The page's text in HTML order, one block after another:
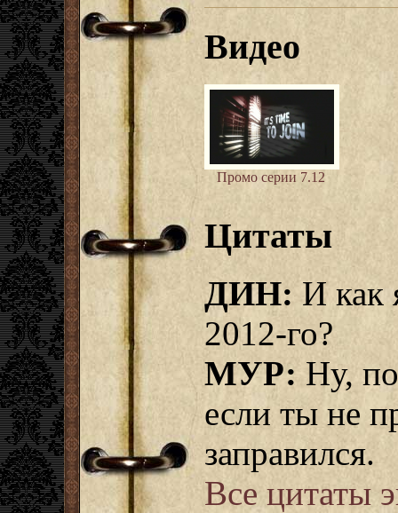
Видео
Промо серии 7.12
Цитаты
ДИН:И как
2012-го?
МУР:Ну,
если ты не
заправился.
Все цитаты